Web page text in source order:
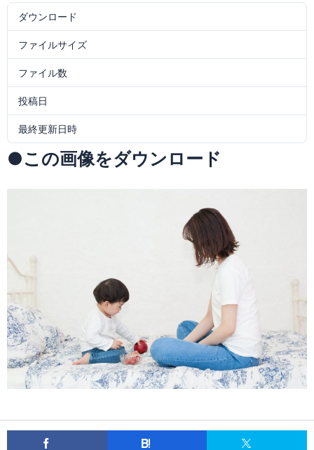
ダウンロード
ファイルサイズ
ファイル数
投稿日
最終更新日時
●この画像をダウンロード